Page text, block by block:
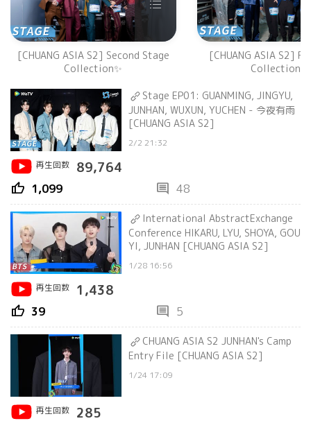
[CHUANG ASIA S2] Second Stage
Collection✨
[CHUANG ASIA S2]
Collection✨
Stage EP01: GUANMING, JINGYU,
JUNHAN, WUXUN, YUCHEN - 今夜有雨
[CHUANG ASIA S2]
2/2 21:32
再生回数
89,764
thumb_up 1,099 comment 48
International AbstractExchange
Conference HIKARU, LYU, SHOYA, GOU
YI, JUNHAN [CHUANG ASIA S2]
1/28 16:56
再生回数
1,438
thumb_up 39 comment 5
CHUANG ASIA S2 JUNHAN's Camp
Entry File [CHUANG ASIA S2]
1/24 17:09
再生回数 285